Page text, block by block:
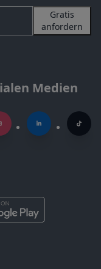
Gratis
anfordern
Medien